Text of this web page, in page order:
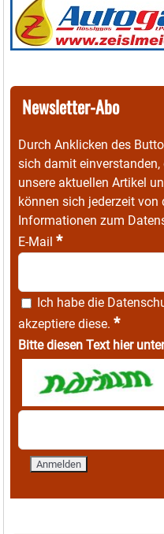
Newsletter-Abo
Durch Anklicken des
sich damit
unsere aktuellen Artikel
können sich jederzeit von
Informationen zum
E-Mail *
Ich habe die
akzeptiere diese. *
Bitte diesen Text hier